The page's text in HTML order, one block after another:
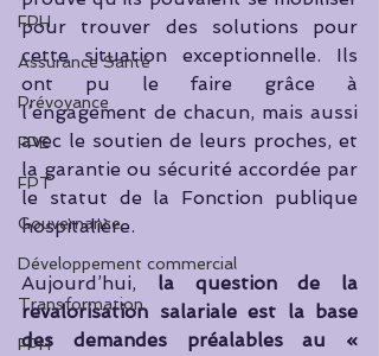
FPH
Assurance Santé
Prévoyance
FPE
FPT
Gouvernance
Développement commercial
Transformation
FPH
pour trouver des solutions pour
cette situation exceptionnelle. Ils
ont pu le faire grâce à
l’engagement de chacun, mais aussi
avec le soutien de leurs proches, et
la garantie ou sécurité accordée par
le statut de la Fonction publique
hospitalière.
Aujourd’hui, la question de la
revalorisation salariale est la base
des demandes préalables au «